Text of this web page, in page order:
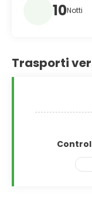
10Notti
Trasporti